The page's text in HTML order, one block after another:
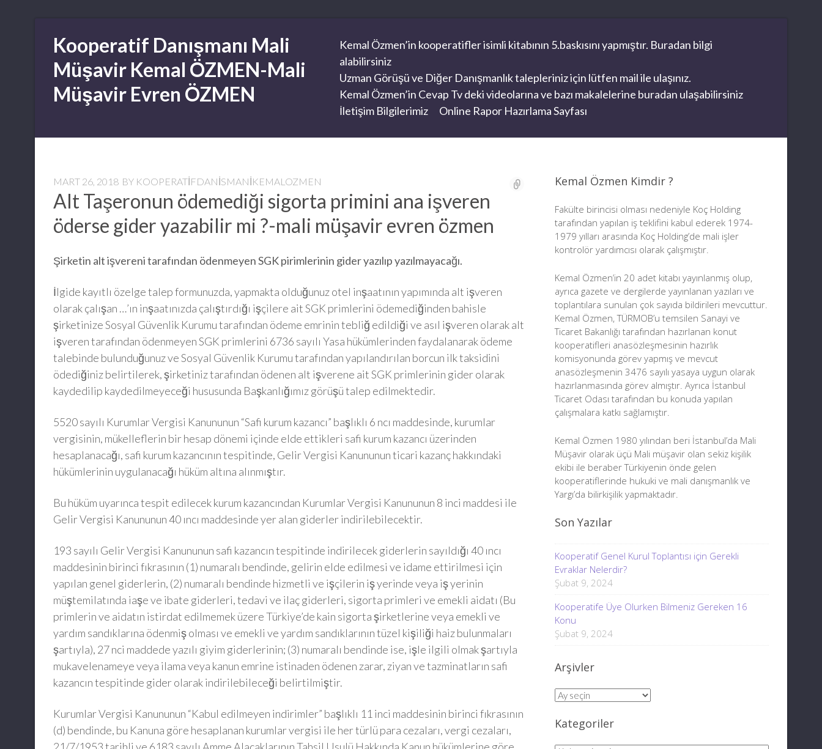
contentKooperatif Danışmanı Mali
Müşavir Kemal ÖZMEN-Mali
Müşavir Evren ÖZMEN
Kemal Özmen’in kooperatifler isimli kitabının 5.baskısını yapmıştır. Buradan bilgi
alabilirsiniz
Uzman Görüşü ve Diğer Danışmanlık talepleriniz için lütfen mail ile ulaşınız.
Kemal Özmen’in Cevap Tv deki videolarına ve bazı makalelerine buradan ulaşabilirsiniz
İletişim Bilgilerimiz
Online Rapor Hazırlama Sayfası
MART 26, 2018 BY KOOPERATIFDANISMANIKEMALOZMEN
Alt Taşeronun ödemediği sigorta primini ana işveren
öderse gider yazabilir mi ?-mali müşavir evren özmen
Şirketin alt işvereni tarafından ödenmeyen SGK pirimlerinin gider yazılıp yazılmayacağı.
İlgide kayıtlı özelge talep formunuzda, yapmakta olduğunuz otel inşaatının yapımında alt işveren
olarak çalışan …’ın inşaatınızda çalıştırdığı işçilere ait SGK primlerini ödemediğinden bahisle
şirketinize Sosyal Güvenlik Kurumu tarafından ödeme emrinin tebliğ edildiği ve asıl işveren olarak alt
işveren tarafından ödenmeyen SGK primlerini 6736 sayılı Yasa hükümlerinden faydalanarak ödeme
talebinde bulunduğunuz ve Sosyal Güvenlik Kurumu tarafından yapılandırılan borcun ilk taksidini
ödediğiniz belirtilerek, şirketiniz tarafından ödenen alt işverene ait SGK primlerinin gider olarak
kaydedilip kaydedilmeyeceği hususunda Başkanlığımız görüşü talep edilmektedir.
5520 sayılı Kurumlar Vergisi Kanununun “Safi kurum kazancı” başlıklı 6 ncı maddesinde, kurumlar
vergisinin, mükelleflerin bir hesap dönemi içinde elde ettikleri safi kurum kazancı üzerinden
hesaplanacağı, safi kurum kazancının tespitinde, Gelir Vergisi Kanununun ticari kazanç hakkındaki
hükümlerinin uygulanacağı hüküm altına alınmıştır.
Bu hüküm uyarınca tespit edilecek kurum kazancından Kurumlar Vergisi Kanununun 8 inci maddesi ile
Gelir Vergisi Kanununun 40 ıncı maddesinde yer alan giderler indirilebilecektir.
193 sayılı Gelir Vergisi Kanununun safi kazancın tespitinde indirilecek giderlerin sayıldığı 40 ıncı
maddesinin birinci fıkrasının (1) numaralı bendinde, gelirin elde edilmesi ve idame ettirilmesi için
yapılan genel giderlerin, (2) numaralı bendinde hizmetli ve işçilerin iş yerinde veya iş yerinin
müştemilatında iaşe ve ibate giderleri, tedavi ve ilaç giderleri, sigorta primleri ve emekli aidatı (Bu
primlerin ve aidatın istirdat edilmemek üzere Türkiye’de kain sigorta şirketlerine veya emekli ve
yardım sandıklarına ödenmiş olması ve emekli ve yardım sandıklarının tüzel kişiliği haiz bulunmaları
şartıyla), 27 nci maddede yazılı giyim giderlerinin; (3) numaralı bendinde ise, işle ilgili olmak şartıyla
mukavelenameye veya ilama veya kanun emrine istinaden ödenen zarar, ziyan ve tazminatların safi
kazancın tespitinde gider olarak indirilebileceği belirtilmiştir.
Kurumlar Vergisi Kanununun “Kabul edilmeyen indirimler” başlıklı 11 inci maddesinin birinci fıkrasının
(d) bendinde, bu Kanuna göre hesaplanan kurumlar vergisi ile her türlü para cezaları, vergi cezaları,
Kemal Özmen Kimdir ?
Fakülte birincisi olması nedeniyle Koç Holding
tarafından yapılan iş teklifini kabul ederek 1974-
1979 yılları arasında Koç Holding’de mali işler
kontrolör yardımcısı olarak çalışmıştır.
Kemal Özmen’in 20 adet kitabı yayınlanmış olup,
ayrıca gazete ve dergilerde yayınlanan yazıları ve
toplantılara sunulan çok sayıda bildirileri mevcuttur.
Kemal Özmen, TÜRMOB’u temsilen Sanayi ve
Ticaret Bakanlığı tarafından hazırlanan konut
kooperatifleri anasözleşmesinin hazırlık
komisyonunda görev yapmış ve mevcut
anasözleşmenin 3476 sayılı yasaya uygun olarak
hazırlanmasında görev almıştır. Ayrıca İstanbul
Ticaret Odası tarafından bu konuda yapılan
çalışmalara katkı sağlamıştır.
Kemal Özmen 1980 yılından beri İstanbul’da Mali
Müşavir olarak üçü Mali müşavir olan sekiz kişilik
ekibi ile beraber Türkiyenin önde gelen
kooperatiflerinde hukuki ve mali danışmanlık ve
Yargı’da bilirkişilik yapmaktadır.
Son Yazılar
Kooperatif Genel Kurul Toplantısı için Gerekli
Evraklar Nelerdir?
Şubat 9, 2024
Kooperatife Üye Olurken Bilmeniz Gereken 16
Konu
Şubat 9, 2024
Arşivler
Arşivler
Kategoriler